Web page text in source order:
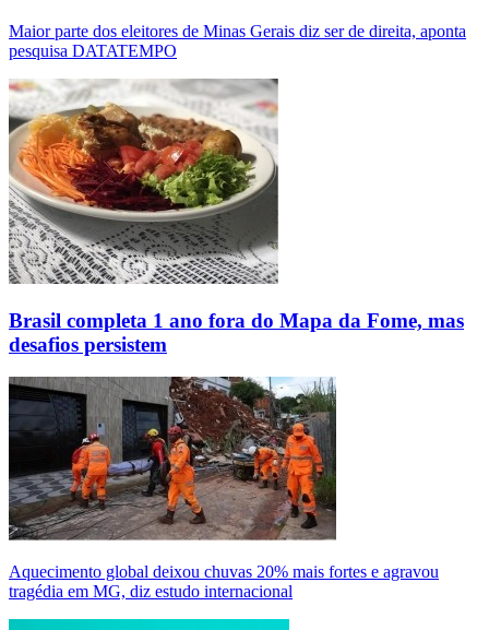
Maior parte dos eleitores de Minas Gerais diz ser de direita, aponta
pesquisa DATATEMPO
Brasil completa 1 ano fora do Mapa da Fome, mas
desafios persistem
Aquecimento global deixou chuvas 20% mais fortes e agravou
tragédia em MG, diz estudo internacional